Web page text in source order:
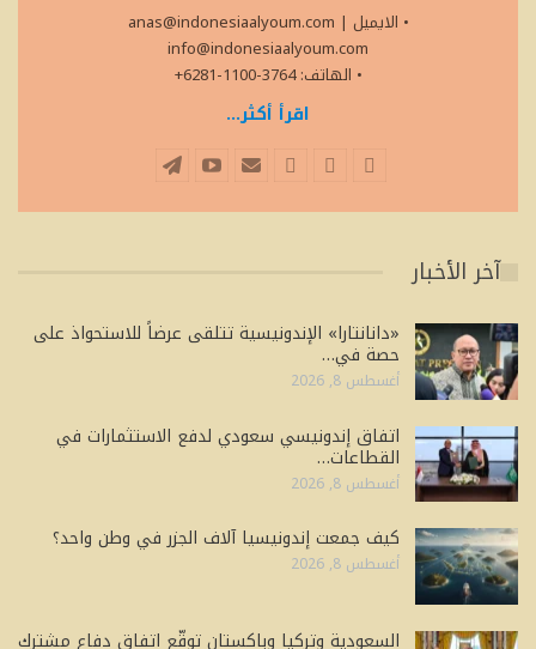
• الايميل
anas@indonesiaalyoum.com |
info@indonesiaalyoum.com
• الهاتف: 3764-1100-6281+
اقرأ أكثر...
آخر الأخبار
«دانانتارا» الإندونيسية تتلقى عرضاً للاستحواذ على
حصة في…
أغسطس 8, 2026
اتفاق إندونيسي سعودي لدفع الاستثمارات في
القطاعات…
أغسطس 8, 2026
كيف جمعت إندونيسيا آلاف الجزر في وطن واحد؟
أغسطس 8, 2026
السعودية وتركيا وباكستان توقّع اتفاق دفاع مشترك